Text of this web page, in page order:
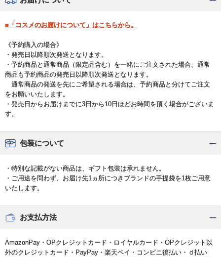
■「コスメのお届けについて」はこちらから。
《予約購入の場合》
・発売日以降順次発送となります。
・予約商品と通常商品（限定品含む）を一緒にご注文された場合、通常
商品も予約商品の発売日以降順次発送となります。
通常商品の発送を先にご希望される場合は、予約商品と分けてご注文
をお願いいたします。
・発売日からお届けまでに3日から10日ほどお時間を頂く場合がございま
す。
包装について
・特別な記載がない商品は、ギフト包装は承れません。
・ご用途を問わず、お届け先1ヵ所につきブランドの手提袋を1枚ご用意
いたします。
お支払方法
AmazonPay・OPクレジットカード・ロイヤルカード・OPクレジット以
外のクレジットカード・PayPay・楽天ペイ・コンビニ後払い・ｄ払い